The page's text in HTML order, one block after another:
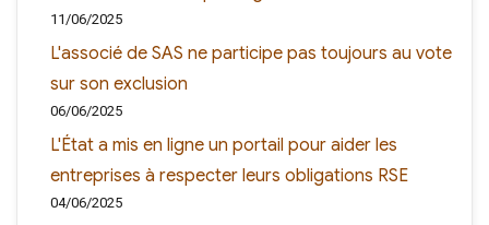
11/06/2025
L'associé de SAS ne participe pas toujours au vote
sur son exclusion
06/06/2025
L'État a mis en ligne un portail pour aider les
entreprises à respecter leurs obligations RSE
04/06/2025